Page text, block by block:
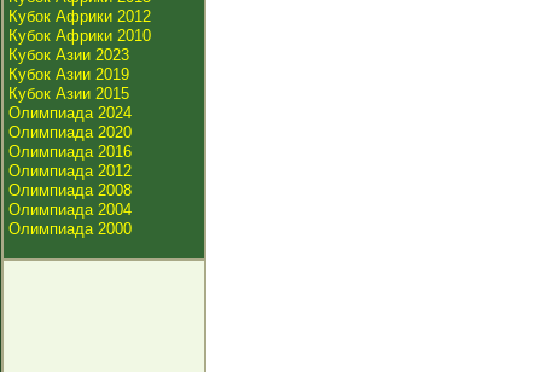
Кубок Африки 2012
Кубок Африки 2010
Кубок Азии 2023
Кубок Азии 2019
Кубок Азии 2015
Олимпиада 2024
Олимпиада 2020
Олимпиада 2016
Олимпиада 2012
Олимпиада 2008
Олимпиада 2004
Олимпиада 2000